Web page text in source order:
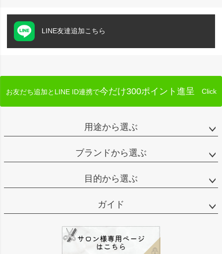
LINE友達追加こちら
お友だち追加とLINE ID連携で今だけ300ポイント進呈 Click
用途から選ぶ
ブランドから選ぶ
目的から選ぶ
ガイド